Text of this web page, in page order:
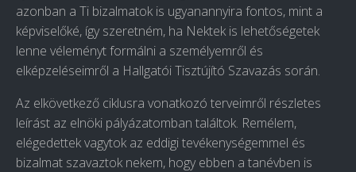
azonban a Ti bizalmatok is ugyanannyira fontos, mint a
képviselőké, így szeretném, ha Nektek is lehetőségetek
lenne véleményt formálni a személyemről és
elképzeléseimről a Hallgatói Tisztújító Szavazás során.
Az elkövetkező ciklusra vonatkozó terveimről részletes
leírást az elnöki pályázatomban találtok. Remélem,
elégedettek vagytok az eddigi tevékenységemmel és
bizalmat szavaztok nekem, hogy ebben a tanévben is